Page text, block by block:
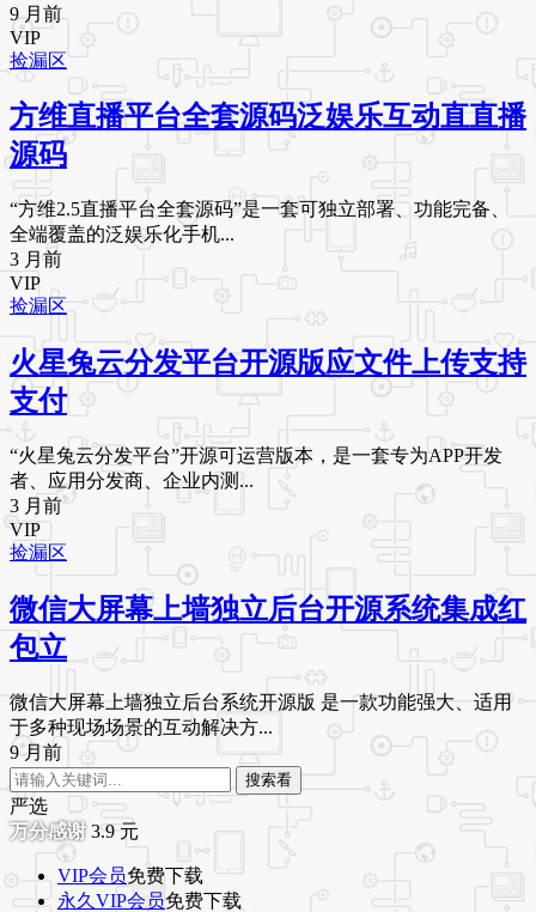
9 月前
VIP
捡漏区
方维直播平台全套源码泛娱乐互动直直播
源码
“方维2.5直播平台全套源码”是一套可独立部署、功能完备、
全端覆盖的泛娱乐化手机...
3 月前
VIP
捡漏区
火星兔云分发平台开源版应文件上传支持
支付
“火星兔云分发平台”开源可运营版本，是一套专为APP开发
者、应用分发商、企业内测...
3 月前
VIP
捡漏区
微信大屏幕上墙独立后台开源系统集成红
包立
微信大屏幕上墙独立后台系统开源版 是一款功能强大、适用
于多种现场场景的互动解决方...
9 月前
搜索看
严选
3.9元
VIP会员免费下载
永久VIP会员免费下载